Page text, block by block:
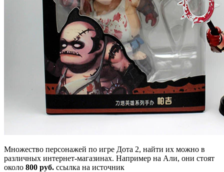
Множество персонажей по игре Дота 2, найти их можно в
различных интернет-магазинах. Например на Али, они стоят
около 800 руб. ссылка на источник